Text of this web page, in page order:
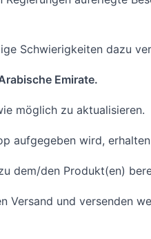
Schwierigkeiten dazu
Emirate.
möglich zu aktualisieren.
aufgegeben wird,
dem/den Produkt(en)
Versand und versenden